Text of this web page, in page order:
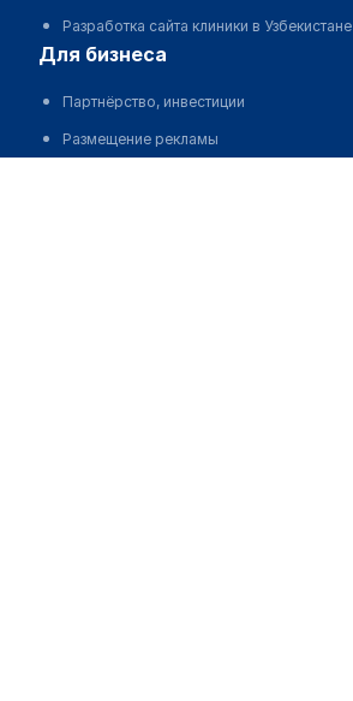
Разработка сайта клиники в Узбекистане
для бизнеса
Партнёрство, инвестиции
Размещение рекламы